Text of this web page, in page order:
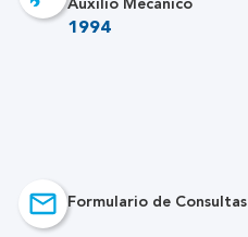
Auxilio Mecánico
1994
Formulario de Consultas